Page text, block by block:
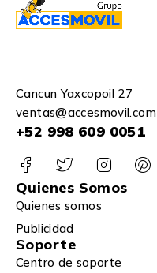
Cancun Yaxcopoil 27
ventas@accesmovil.com
+52 998 609 0051
Quienes Somos
Quienes somos
Publicidad
Soporte
Centro de soporte